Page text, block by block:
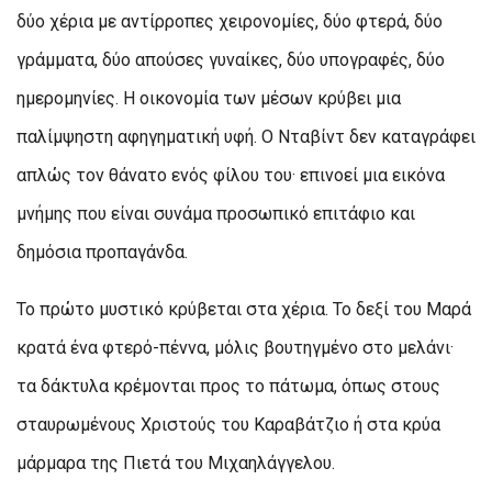
δύο χέρια με αντίρροπες χειρονομίες, δύο φτερά, δύο
γράμματα, δύο απούσες γυναίκες, δύο υπογραφές, δύο
ημερομηνίες. Η οικονομία των μέσων κρύβει μια
παλίμψηστη αφηγηματική υφή. Ο Νταβίντ δεν καταγράφει
απλώς τον θάνατο ενός φίλου του· επινοεί μια εικόνα
μνήμης που είναι συνάμα προσωπικό επιτάφιο και
δημόσια προπαγάνδα.
Το πρώτο μυστικό κρύβεται στα χέρια. Το δεξί του Μαρά
κρατά ένα φτερό-πέννα, μόλις βουτηγμένο στο μελάνι·
τα δάκτυλα κρέμονται προς το πάτωμα, όπως στους
σταυρωμένους Χριστούς του Καραβάτζιο ή στα κρύα
μάρμαρα της Πιετά του Μιχαηλάγγελου.